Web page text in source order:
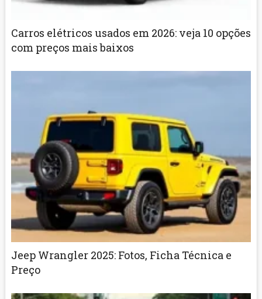
Carros elétricos usados em 2026: veja 10 opções
com preços mais baixos
Jeep Wrangler 2025: Fotos, Ficha Técnica e
Preço